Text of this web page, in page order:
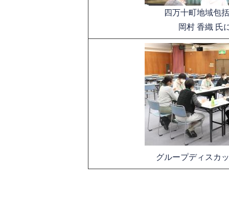
四万十町地域包
岡村 香織 氏
グループディスカ